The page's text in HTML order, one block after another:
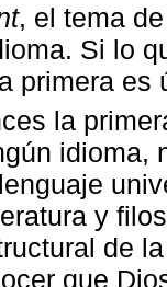
, el tema
Si lo
primera es
la
idioma,
y
de
que